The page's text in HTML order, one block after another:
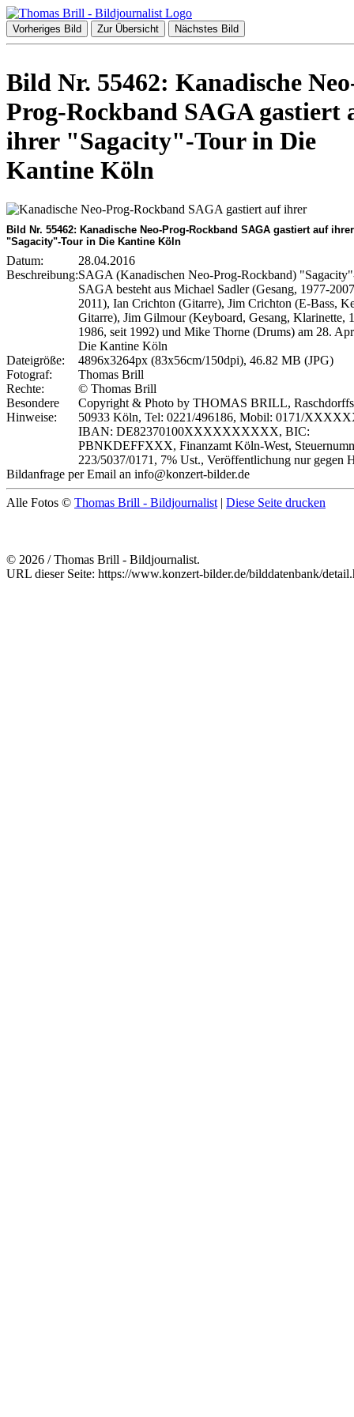
Vorheriges Bild Zur Übersicht Nächstes Bild
Bild Nr. 55462: Kanadische
Prog-Rockband SAGA gastiert
ihrer "Sagacity"-Tour in Die
Kantine Köln
Bild Nr. 55462: Kanadische Neo-Prog-Rockband SAGA gastiert auf ihrer
"Sagacity"-Tour in Die Kantine Köln
Datum:
28.04.2016
Beschreibung:SAGA (Kanadischen Neo-Prog-Rockband)
SAGA besteht aus Michael Sadler (Gesang, 1977-
2011), Ian Crichton (Gitarre), Jim Crichton (E-Bass,
Gitarre), Jim Gilmour (Keyboard, Gesang, Klarinette,
1986, seit 1992) und Mike Thorne (Drums) am 28.
Die Kantine Köln
Dateigröße:
4896x3264px (83x56cm/150dpi), 46.82 MB (JPG)
Fotograf:
Thomas Brill
Rechte:
© Thomas Brill
Besondere
Hinweise:
Copyright & Photo by THOMAS BRILL,
50933 Köln, Tel: 0221/496186, Mobil: 0171/
IBAN: DE82370100XXXXXXXXXX, BIC:
PBNKDEFFXXX, Finanzamt Köln-West,
223/5037/0171, 7% Ust., Veröffentlichung nur gegen
Bildanfrage per Email an info@konzert-bilder.de
Alle Fotos © Thomas Brill - Bildjournalist | Diese Seite drucken
© 2026 / Thomas Brill - Bildjournalist.
URL dieser Seite: https://www.konzert-bilder.de/bilddatenbank/